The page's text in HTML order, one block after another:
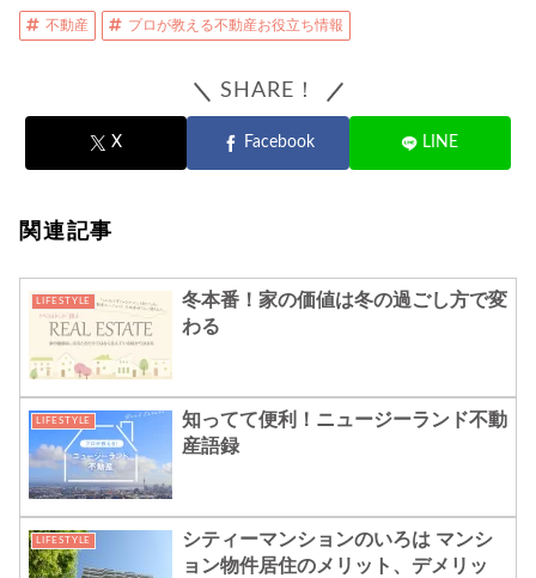
不動産 プロが教える不動産お役立ち情報
SHARE！
X Facebook LINE
関連記事
LIFESTYLE
冬本番！家の価値は冬の過ごし方で変
わる
LIFESTYLE
知ってて便利！ニュージーランド不動
産語録
LIFESTYLE
シティーマンションのいろは マンシ
ョン物件居住のメリット、デメリッ